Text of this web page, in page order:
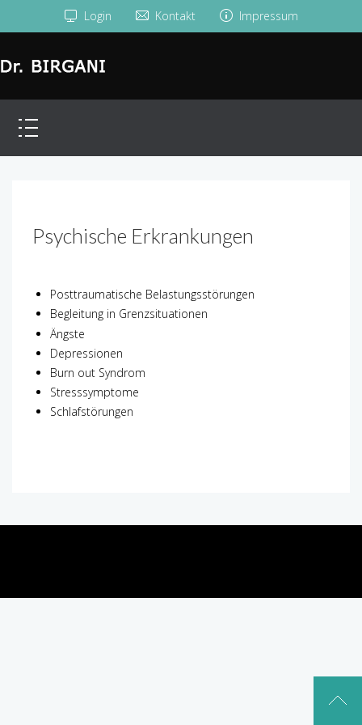
Login Kontakt Impressum
Psychische Erkrankungen
Posttraumatische Belastungsstörungen
Begleitung in Grenzsituationen
Ängste
Depressionen
Burn out Syndrom
Stresssymptome
Schlafstörungen